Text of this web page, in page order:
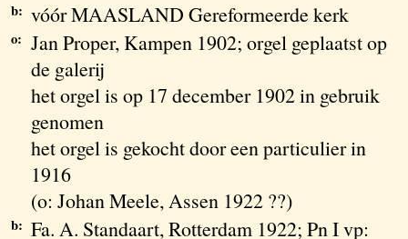
b: vóór MAASLAND Gereformeerde kerk
o: Jan Proper, Kampen 1902; orgel geplaatst op
de galerij
het orgel is op 17 december 1902 in gebruik
genomen
het orgel is gekocht door een particulier in
1916
(o: Johan Meele, Assen 1922 ??)
b: Fa. A. Standaart, Rotterdam 1922; Pn I vp: